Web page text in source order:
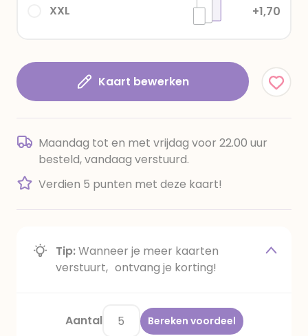
XXL +1,70
Kaart bewerken
Maandag tot en met vrijdag voor 22.00 uur
besteld, vandaag verstuurd.
Verdien 5 punten met deze kaart!
Tip:Wanneer je meer kaarten
verstuurt, ontvang je korting!
Aantal Bereken voordeel